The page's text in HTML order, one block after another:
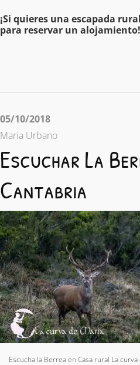
¡Si quieres una escapada
para reservar un alojamiento!
05/10/2018
Maria Urbano
Escuchar La
Cantabria
Escucha la Berrea en Casa rural La